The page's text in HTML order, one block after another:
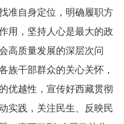
准自身定位，明确履职方
用，坚持人心是最大的政
高质量发展的深层次问
族干部群众的关心关怀，
优越性，宣传好西藏贯彻
实践，关注民生、反映民